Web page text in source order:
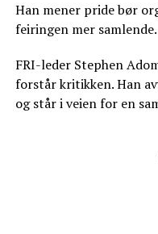
Han mener pride bør
feiringen mer samlende.
FRI-leder Stephen
forstår kritikken. Han
og står i veien for en